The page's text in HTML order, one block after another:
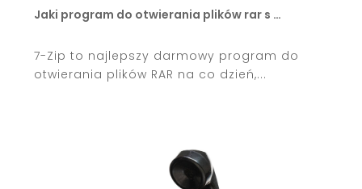
Jaki program do otwierania plików rar s …
7-Zip to najlepszy darmowy program do
otwierania plików RAR na co dzień,...